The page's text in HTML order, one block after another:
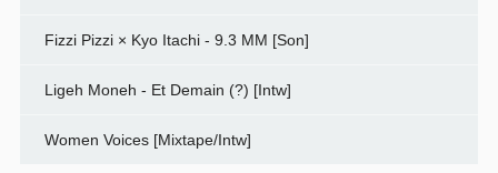
Fizzi Pizzi × Kyo Itachi - 9.3 MM [Son]
Ligeh Moneh - Et Demain (?) [Intw]
Women Voices [Mixtape/Intw]